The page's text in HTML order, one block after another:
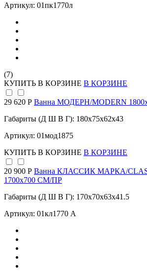
Артикул: 01пк1770л
(7)
КУПИТЬ В КОРЗИНЕ В КОРЗИНЕ
29 620 Р Ванна МОДЕРН/MODERN
Габариты (Д Ш В Г): 180x75x62x43
Артикул: 01мод1875
КУПИТЬ В КОРЗИНЕ В КОРЗИНЕ
20 900 Р Ванна КЛАССИК МАРКА/
1700х700 СМ/ПР
Габариты (Д Ш В Г): 170x70x63x41.5
Артикул: 01кл1770 А